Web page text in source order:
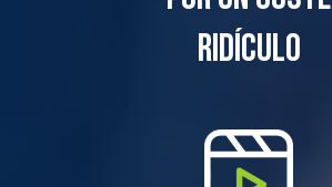
ridículo